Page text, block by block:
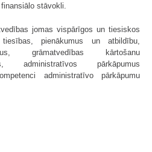
stāvokli.
jomas vispārīgos un tiesiskos
pienākumus un atbildību,
grāmatvedības kārtošanu
administratīvos pārkāpumus
administratīvo pārkāpumu